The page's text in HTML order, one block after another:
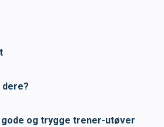
dere?
gode og trygge trener-utøver